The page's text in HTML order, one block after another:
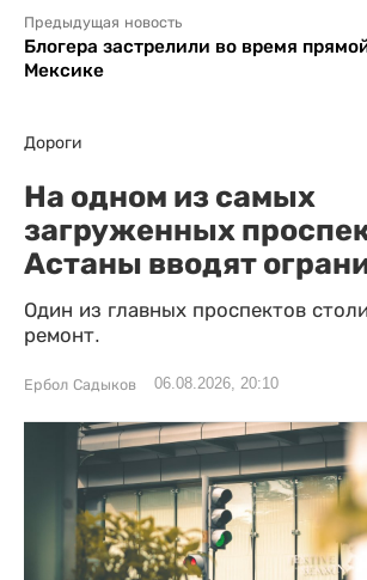
Предыдущая новость
Блогера застрелили во время
Мексике
Дороги
На одном из самых
загруженных
Астаны вводят
Один из главных проспектов
ремонт.
Ербол Садыков 06.08.2026, 20:10